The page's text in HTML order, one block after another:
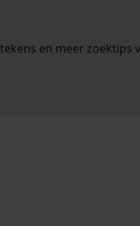
en meer zoektips